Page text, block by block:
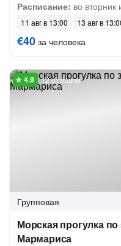
Расписание: во вторник
11 авг в 13:00 13 авг в
€40 за человека
12 отзывов
Групповая
Морская прогулка
Мармариса